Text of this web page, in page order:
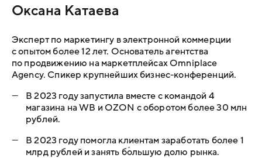
Оксана Катаева
Эксперт по маркетингу в электронной коммерции
с опытом более 12 лет. Основатель агентства
по продвижению на маркетплейсах Omniplace
Agency. Спикер крупнейших бизнес-конференций.
—
В 2023 году запустила вместе с командой 4
магазина на WB и OZON с оборотом более 30 млн
рублей.
—
В 2023 году помогла клиентам заработать более 1
млрд рублей и занять бо́льшую долю рынка.